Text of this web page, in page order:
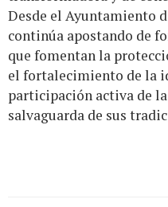
Desde el Ayuntamiento
continúa apostando de
que fomentan la
el fortalecimiento de la
participación activa de
salvaguarda de sus